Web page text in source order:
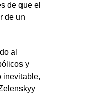
de que el
de un
al
y
inevitable,